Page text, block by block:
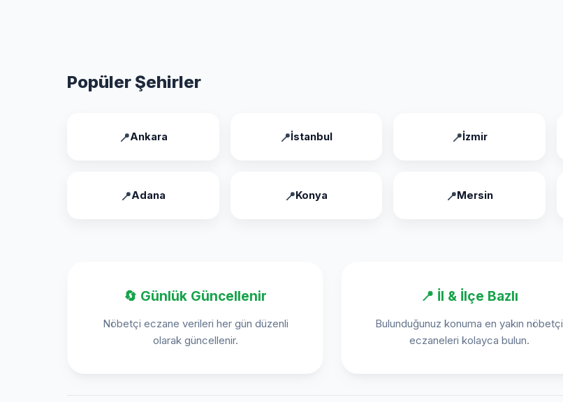
Popüler Şehirler
Ankara İstanbul İzmir
Adana Konya Mersin
🔄 Günlük Güncellenir
Nöbetçi eczane verileri her gün düzenli
olarak güncellenir.
📍 İl & İlçe Bazlı
Bulunduğunuz konuma en yakın nöbetçi
eczaneleri kolayca bulun.